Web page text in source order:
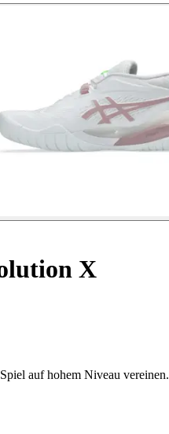
X
auf hohem Niveau vereinen.